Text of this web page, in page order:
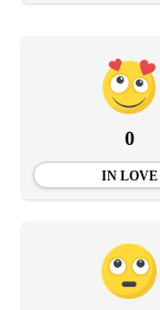
0
IN LOVE